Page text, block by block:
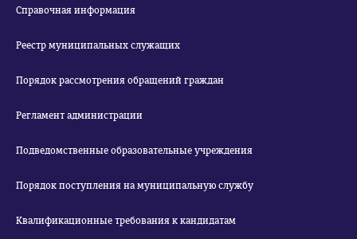
Справочная информация
Реестр муниципальных служащих
Порядок рассмотрения обращений граждан
Регламент администрации
Подведомственные образовательные учреждения
Порядок поступления на муниципальную службу
Квалификационные требования к кандидатам